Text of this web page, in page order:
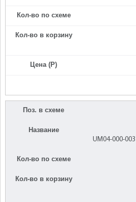
Кол-во по схеме
Кол-во в корзину
Цена (Р)
Поз. в схеме
Название
UM04-000-003
Кол-во по схеме
Кол-во в корзину